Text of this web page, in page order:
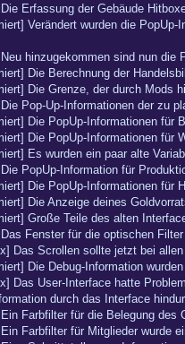
Erfassung der Gebäude
Verändert wurden die
hinzugekommen sind nun die
Die Berechnung der
Die Grenze, der durch Mods
Pop-Up-Informationen der zu
Die PopUp-Informationen für
Die PopUp-Informationen für
Es wurden ein paar alte
PopUp-Information für
Die PopUp-Informationen für
Die Anzeige deines
Große Teile des alten
Fenster für die optischen
Das Scrollen sollte jetzt bei
Die Debug-Information
Das User-Interface hatte
durch das Interface
Farbfilter für die Belegung des
Farbfilter für Mitglieder wurde